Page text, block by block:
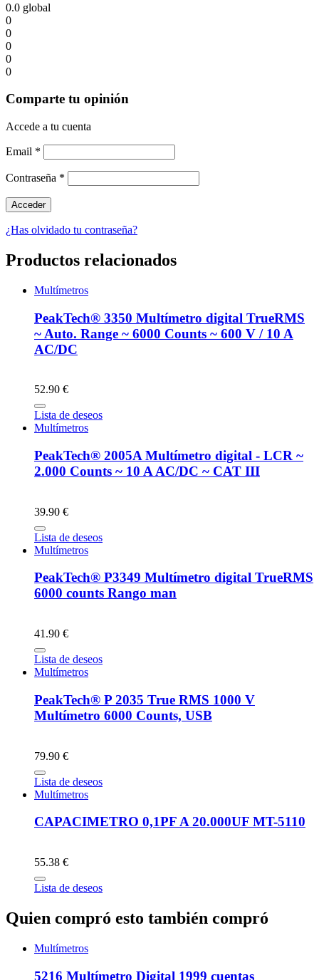
0.0 global
0
0
0
0
0
Comparte tu opinión
Accede a tu cuenta
Email *
Contraseña *
¿Has olvidado tu contraseña?
Productos relacionados
Multímetros
PeakTech® 3350 Multímetro digital TrueRMS
~ Auto. Range ~ 6000 Counts ~ 600 V / 10 A
AC/DC
52.90 €
Lista de deseos
Multímetros
PeakTech® 2005A Multímetro digital - LCR ~
2.000 Counts ~ 10 A AC/DC ~ CAT III
39.90 €
Lista de deseos
Multímetros
PeakTech® P3349 Multímetro digital TrueRMS
6000 counts Rango man
41.90 €
Lista de deseos
Multímetros
PeakTech® P 2035 True RMS 1000 V
Multímetro 6000 Counts, USB
79.90 €
Lista de deseos
Multímetros
CAPACIMETRO 0,1PF A 20.000UF MT-5110
55.38 €
Lista de deseos
Quien compró esto también compró
Multímetros
5216 Multímetro Digital 1999 cuentas